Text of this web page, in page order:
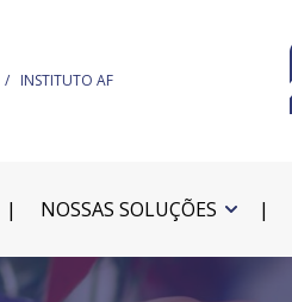
INSTITUTO AF
NOSSAS SOLUÇÕES